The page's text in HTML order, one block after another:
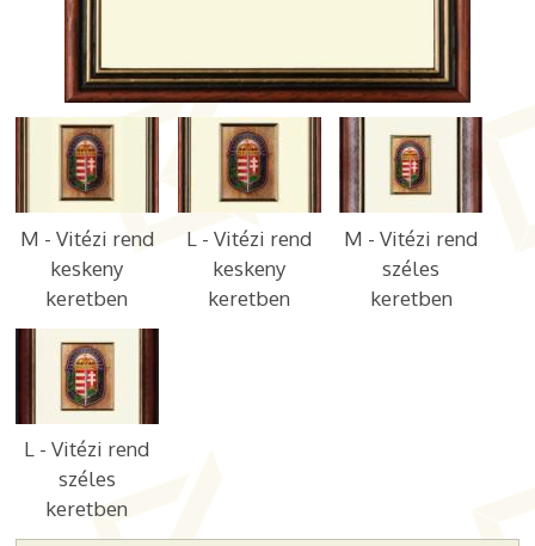
M - Vitézi rend
keskeny
keretben
L - Vitézi rend
keskeny
keretben
M - Vitézi rend
széles
keretben
L - Vitézi rend
széles
keretben